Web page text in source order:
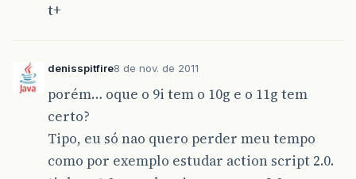
t+
denisspitfire8 de nov. de 2011
porém… oque o 9i tem o 10g e o 11g tem
certo?
Tipo, eu só nao quero perder meu tempo
como por exemplo estudar action script 2.0.